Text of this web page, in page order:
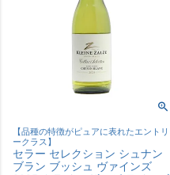
【品種の特徴がピュアに表れたエントリ
ークラス】
セラー セレクション シュナン
ブラン ブッシュ ヴァインズ